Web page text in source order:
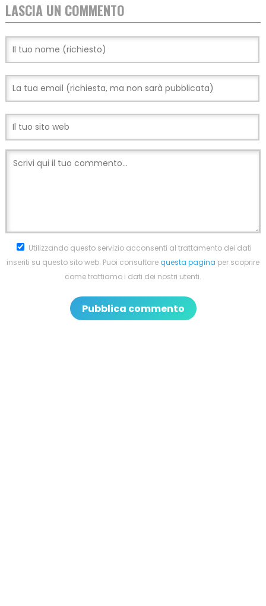
LASCIA UN COMMENTO
Utilizzando questo servizio acconsenti al trattamento dei dati
inseriti su questo sito web. Puoi consultarequesta pagina per scoprire
come trattiamo i dati dei nostri utenti.